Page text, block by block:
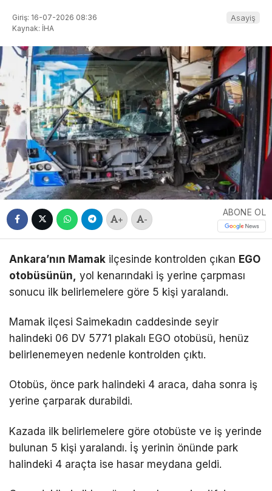
Giriş: 16-07-2026 08:36
Kaynak: İHA
Asayiş
+ -
ABONE OL
Ankara’nın Mamak ilçesinde kontrolden çıkan EGO
otobüsünün, yol kenarındaki iş yerine çarpması
sonucu ilk belirlemelere göre 5 kişi yaralandı.
Mamak ilçesi Saimekadın caddesinde seyir
halindeki 06 DV 5771 plakalı EGO otobüsü, henüz
belirlenemeyen nedenle kontrolden çıktı.
Otobüs, önce park halindeki 4 araca, daha sonra iş
yerine çarparak durabildi.
Kazada ilk belirlemelere göre otobüste ve iş yerinde
bulunan 5 kişi yaralandı. İş yerinin önünde park
halindeki 4 araçta ise hasar meydana geldi.